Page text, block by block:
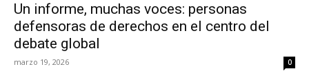
Un informe, muchas voces: personas
defensoras de derechos en el centro del
debate global
marzo 19, 2026 0